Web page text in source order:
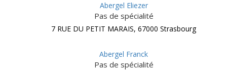
Abergel Eliezer
Pas de spécialité
7 RUE DU PETIT MARAIS, 67000 Strasbourg
Abergel Franck
Pas de spécialité